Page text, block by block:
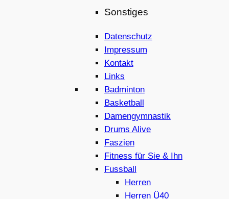
Sonstiges
Datenschutz
Impressum
Kontakt
Links
Badminton
Basketball
Damengymnastik
Drums Alive
Faszien
Fitness für Sie & Ihn
Fussball
Herren
Herren Ü40